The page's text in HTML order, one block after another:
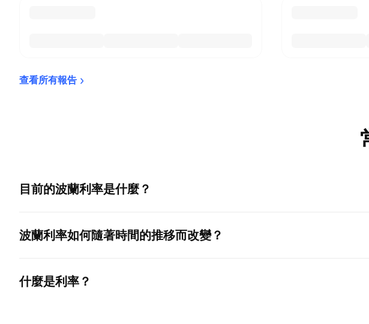
查看所有報告
目前的波蘭利率是什麼？
波蘭利率如何隨著時間的推移而改變？
什麼是利率？